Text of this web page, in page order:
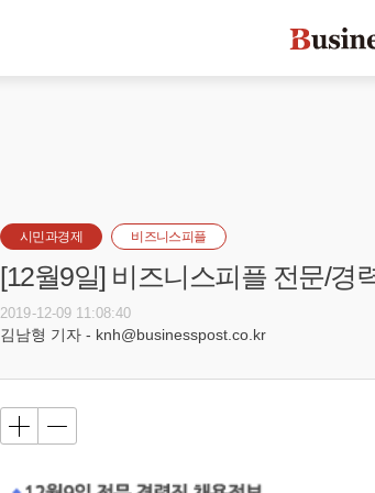
시민과경제 비즈니스피플
[12월9일] 비즈니스피플 전문/경
2019-12-09 11:08:40
김남형 기자 - knh@businesspost.co.kr